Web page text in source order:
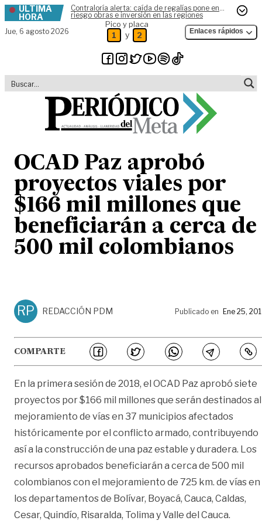
Skip to content
ÚLTIMA
HORA
Contraloría alerta: caída de regalías pone en
riesgo obras e inversión en las regiones
Jue, 6 agosto 2026
Pico y placa
1 y 2 Enlaces rápidos
OCAD Paz aprobó
proyectos viales por
$166 mil millones que
beneficiarán a cerca de
500 mil colombianos
RP REDACCIÓN PDM Publicado en Ene 25,
COMPARTE
En la primera sesión de 2018, el OCAD Paz aprobó siete
proyectos por $166 mil millones que serán destinados al
mejoramiento de vías en 37 municipios afectados
históricamente por el conflicto armado, contribuyendo
así a la construcción de una paz estable y duradera. Los
recursos aprobados beneficiarán a cerca de 500 mil
colombianos con el mejoramiento de 725 km. de vías en
los departamentos de Bolívar, Boyacá, Cauca, Caldas,
Cesar, Quindío, Risaralda, Tolima y Valle del Cauca.